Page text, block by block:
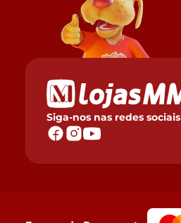
Siga-nos nas redes sociais